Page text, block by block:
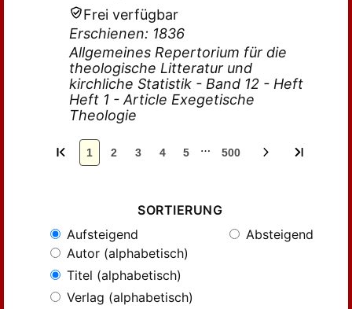
Frei verfügbar
Erschienen: 1836
Allgemeines Repertorium für die
theologische Litteratur und
kirchliche Statistik - Band 12 - Heft
Heft 1 - Article Exegetische
Theologie
1 2 3 4 5 … 500
SORTIERUNG
Aufsteigend
Absteigend
Autor (alphabetisch)
Titel (alphabetisch)
Verlag (alphabetisch)